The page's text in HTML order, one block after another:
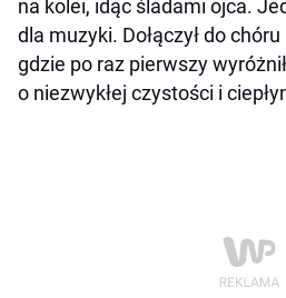
na kolei, idąc śladami ojca.
dla muzyki. Dołączył do
gdzie po raz pierwszy
o niezwykłej czystości i